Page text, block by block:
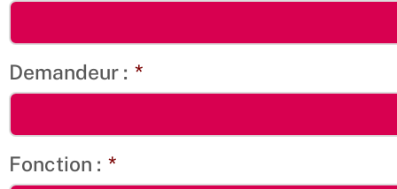
Demandeur : *
Fonction : *